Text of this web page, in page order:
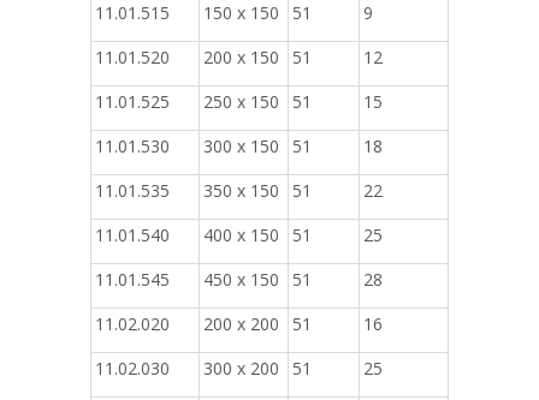
11.01.515
150 x 150 51
9
11.01.520
200 x 150 51
12
11.01.525
250 x 150 51
15
11.01.530
300 x 150 51
18
11.01.535
350 x 150 51
22
11.01.540
400 x 150 51
25
11.01.545
450 x 150 51
28
11.02.020
200 x 200 51
16
11.02.030
300 x 200 51
25